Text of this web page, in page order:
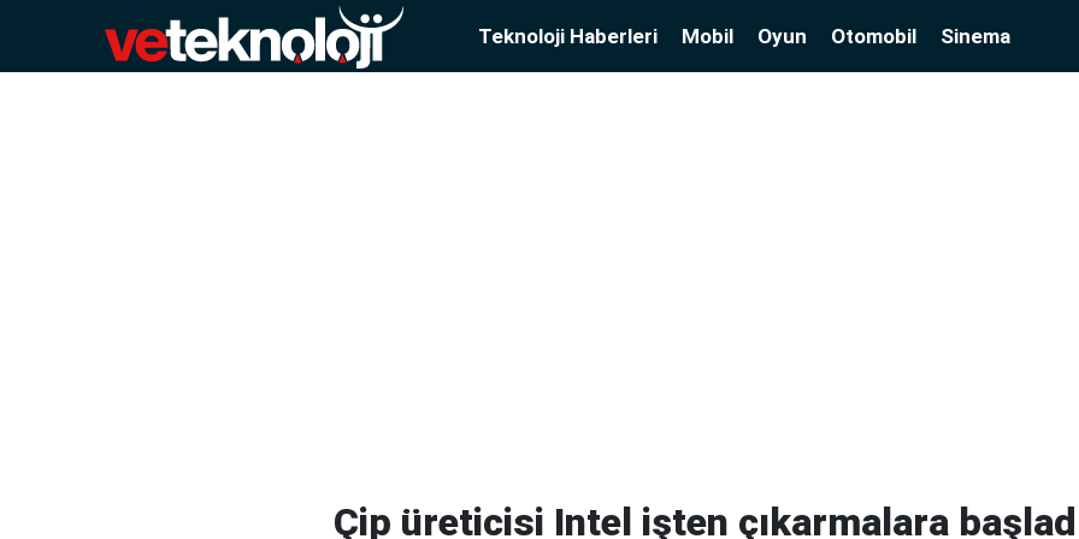
Teknoloji Haberleri Mobil Oyun Otomobil Sinema
Çip üreticisi Intel işten çıkarmalara